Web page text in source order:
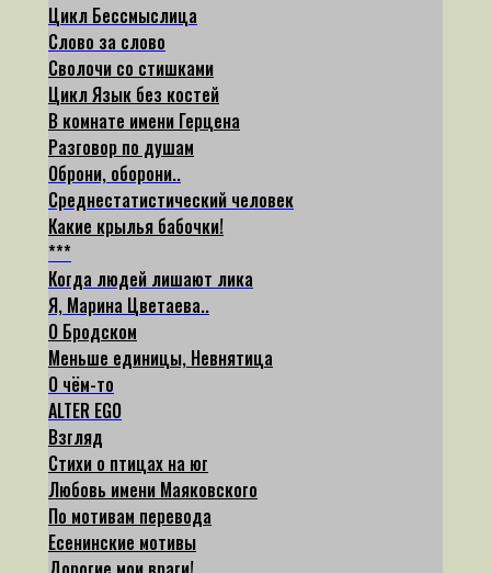
Цикл Бессмыслица
Слово за слово
Сволочи со стишками
Цикл Язык без костей
В комнате имени Герцена
Разговор по душам
Оброни, оборони..
Среднестатистический человек
Какие крылья бабочки!
***
Когда людей лишают лика
Я, Марина Цветаева..
О Бродском
Меньше единицы, Невнятица
О чём-то
ALTER EGO
Взгляд
Стихи о птицах на юг
Любовь имени Маяковского
По мотивам перевода
Есенинские мотивы